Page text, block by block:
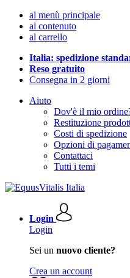
al menù principale
al contenuto
al carrello
Italia: spedizione
Reso gratuito
Consegna in 2 giorni
Aiuto
Dov'è il mio
Restituzione
Costi di spedizione
Opzioni di
Contattaci
Tutti i temi
Login
Login
Sei un nuovo cliente?
Crea un account